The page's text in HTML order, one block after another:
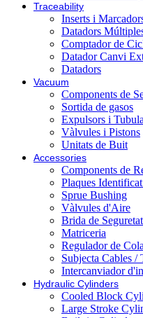
Traceability
Inserts i
Datadors
Comptador de
Datador Canvi
Datadors
Vacuum
Components de
Sortida de gasos
Expulsors i
Vàlvules i Pistons
Unitats de Buit
Accessories
Components de
Plaques
Sprue Bushing
Vàlvules d'Aire
Brida de
Matriceria
Regulador de
Subjecta Cables /
Intercanviador
Hydraulic Cylinders
Cooled Block
Large Stroke